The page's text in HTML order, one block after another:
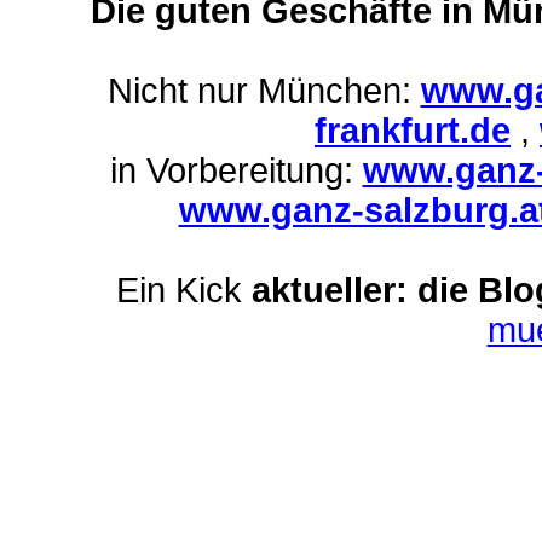
Die guten Geschäfte in
Nicht nur München:
frankfurt.de ,
in Vorbereitung:
www.ganz-
Ein Kick aktueller: die